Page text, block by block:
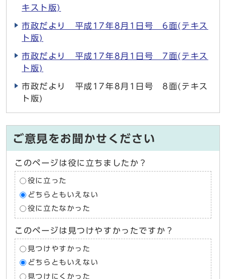
キスト版)
市政だより 平成17年8月1日号 6面(テキス
ト版)
市政だより 平成17年8月1日号 7面(テキス
ト版)
市政だより 平成17年8月1日号 8面(テキス
ト版)
ご意見をお聞かせください
このページは役に立ちましたか？
役に立った
どちらともいえない
役に立たなかった
このページは見つけやすかったですか？
見つけやすかった
どちらともいえない
見つけにくかった